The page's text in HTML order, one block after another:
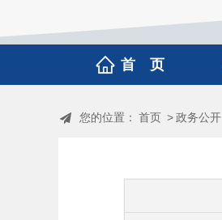
首 页
您的位置： 首页 >政务公开